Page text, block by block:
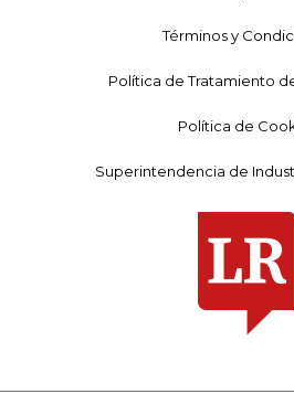
Términos y
Política de Tratamiento
Política de
Superintendencia de